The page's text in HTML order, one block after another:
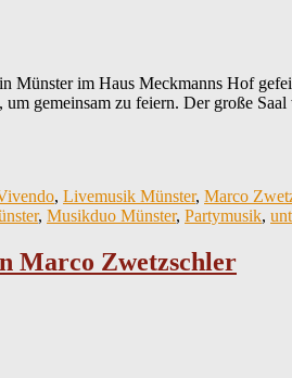
im Haus Meckmanns Hof
gemeinsam zu feiern. Der große
, Livemusik Münster, Marco
, Musikduo Münster, Partymusik,
Marco Zwetzschler